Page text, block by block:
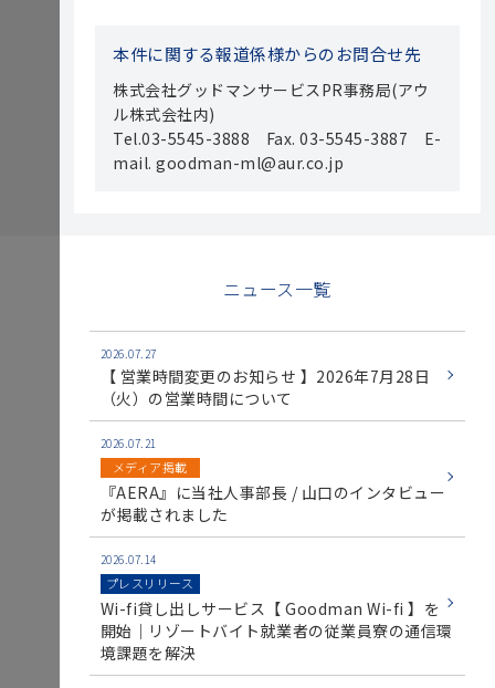
本件に関する報道係様からのお問合せ先
株式会社グッドマンサービスPR事務局(アウ
ル株式会社内)
Tel.03-5545-3888 Fax. 03-5545-3887 E-
mail. goodman-ml@aur.co.jp
ニュース一覧
2026.07.27
【 営業時間変更のお知らせ 】2026年7月28日
（火）の営業時間について
2026.07.21
メディア掲載
『AERA』に当社人事部長 / 山口のインタビュー
が掲載されました
2026.07.14
プレスリリース
Wi-fi貸し出しサービス【 Goodman Wi-fi 】を
開始｜リゾートバイト就業者の従業員寮の通信環
境課題を解決